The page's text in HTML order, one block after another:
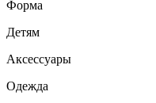
Форма
Детям
Аксессуары
Одежда